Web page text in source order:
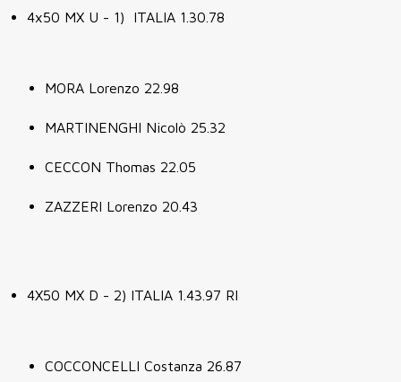
4x50 MX U - 1) ITALIA 1.30.78
MORA Lorenzo 22.98
MARTINENGHI Nicolò 25.32
CECCON Thomas 22.05
ZAZZERI Lorenzo 20.43
4X50 MX D - 2) ITALIA 1.43.97 RI
COCCONCELLI Costanza 26.87